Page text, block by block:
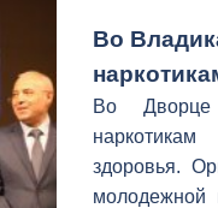
Во
Во Дворце
здоровья.
молодежной